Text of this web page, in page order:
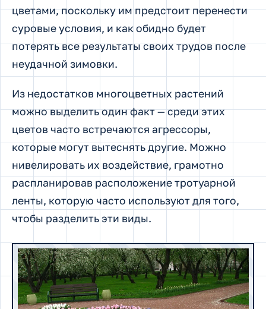
цветами, поскольку им предстоит перенести
суровые условия, и как обидно будет
потерять все результаты своих трудов после
неудачной зимовки.
Из недостатков многоцветных растений
можно выделить один факт — среди этих
цветов часто встречаются агрессоры,
которые могут вытеснять другие. Можно
нивелировать их воздействие, грамотно
распланировав расположение тротуарной
ленты, которую часто используют для того,
чтобы разделить эти виды.